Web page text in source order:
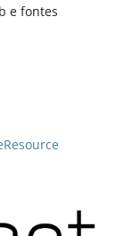
e fontes